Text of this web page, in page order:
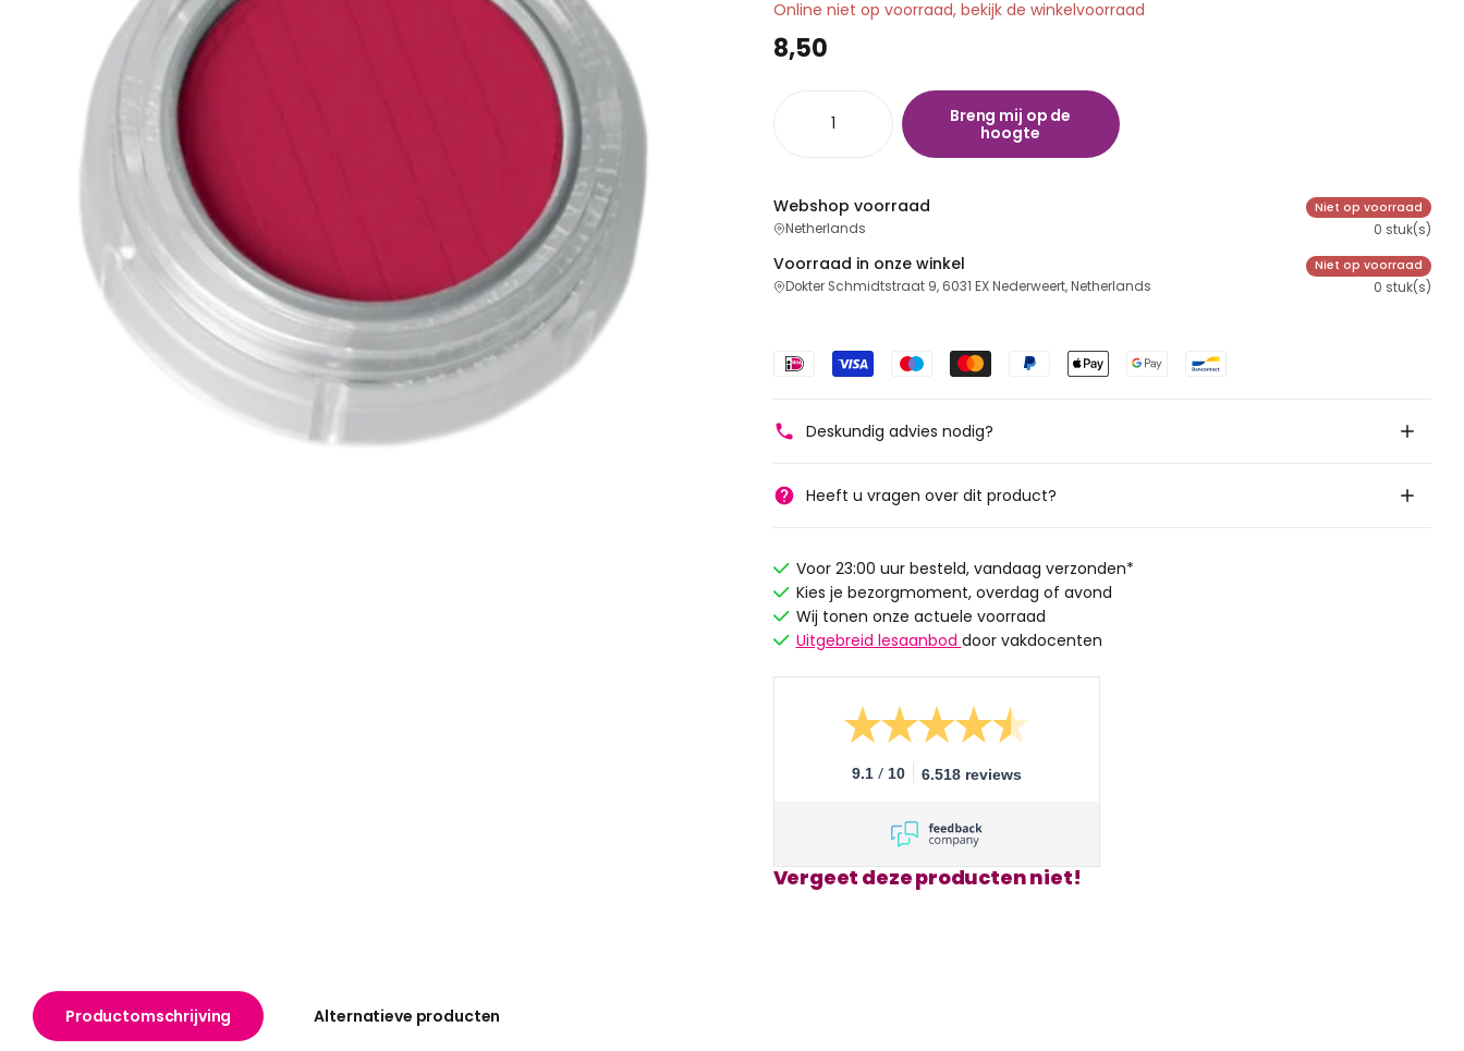
Online niet op voorraad, bekijk de winkelvoorraad
8,50
Breng mij op de
hoogte
Webshop voorraad
Netherlands
Niet op voorraad
0 stuk(s)
Voorraad in onze winkel
Dokter Schmidtstraat 9, 6031 EX Nederweert, Netherlands
Niet op voorraad
0 stuk(s)
Deskundig advies nodig?
Heeft u vragen over dit product?
Voor 23:00 uur besteld, vandaag verzonden*
Kies je bezorgmoment, overdag of avond
Wij tonen onze actuele voorraad
Uitgebreid lesaanbod door vakdocenten
9.1 / 10 6.518 reviews
Vergeet deze producten niet!
Productomschrijving Alternatieve producten